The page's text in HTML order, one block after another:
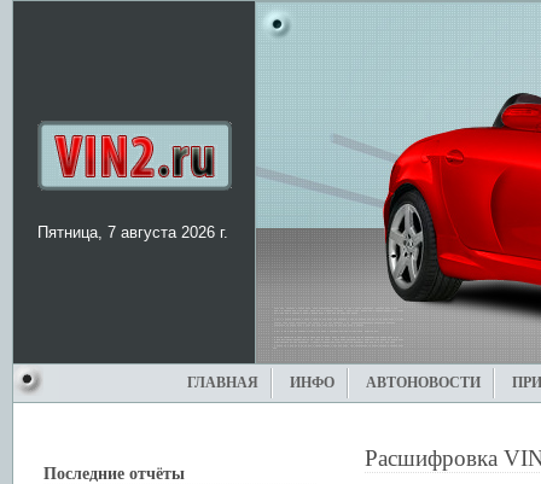
Пятница, 7 августа 2026 г.
ГЛАВНАЯ ИНФО АВТОНОВОСТИ
Последние отчёты
Расшифровка